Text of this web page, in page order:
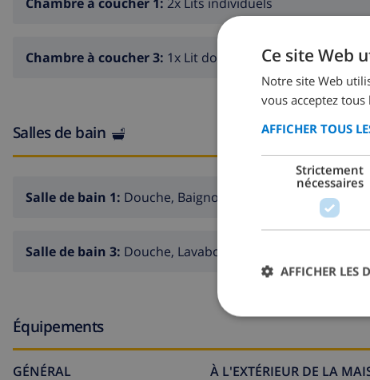
Chambre à coucher 3: 1x Lit double
Salles de bain
Salle de bain 1: Douche, Baignoire, Lavabo
Salle de bain 3: Douche, Lavabo
Équipements
GÉNÉRAL À L'EXTÉRIEUR DE LA
Ce site Web
Notre site Web
vous acceptez
AFFICHER TOUS
Strictement
nécessaires
AFFICHER LES